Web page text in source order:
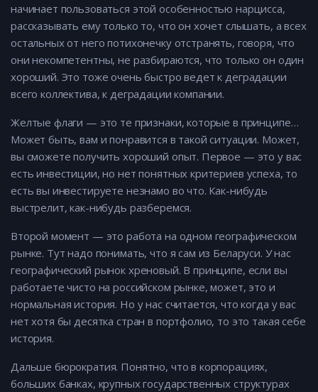
начинает пользоваться этой особенностью нарцисса,
рассказывать ему только то, что он хочет слышать, а всех
остальных от него потихонечку отстранять, говоря, что
они некомпетентны, не разбираются, что только он один
хороший. Это тоже очень быстро ведет к деградации
всего коллектива, к деградации компании.
Желтые флаги — это те признаки, которые в принципе…
Может быть, вам и понравится в такой ситуации. Может,
вы сможете получить хороший опыт. Первое — это у вас
есть инвестиции, но нет понятных критериев успеха, то
есть вы инвестируете незнамо во что. Как-нибудь
выстрелит, как-нибудь разберемся.
Второй момент — это работа на одном географическом
рынке. Тут надо понимать, что я сам из Беларуси. У нас
географический рынок хреновый. В принципе, если вы
работаете чисто на российском рынке, может, это и
нормальная история. Но у нас считается, что когда у вас
нет хотя бы десятка стран в портфолио, то это такая себе
история.
Дальше бюрократия. Понятно, что в корпорациях,
больших банках, крупных государственных структурах